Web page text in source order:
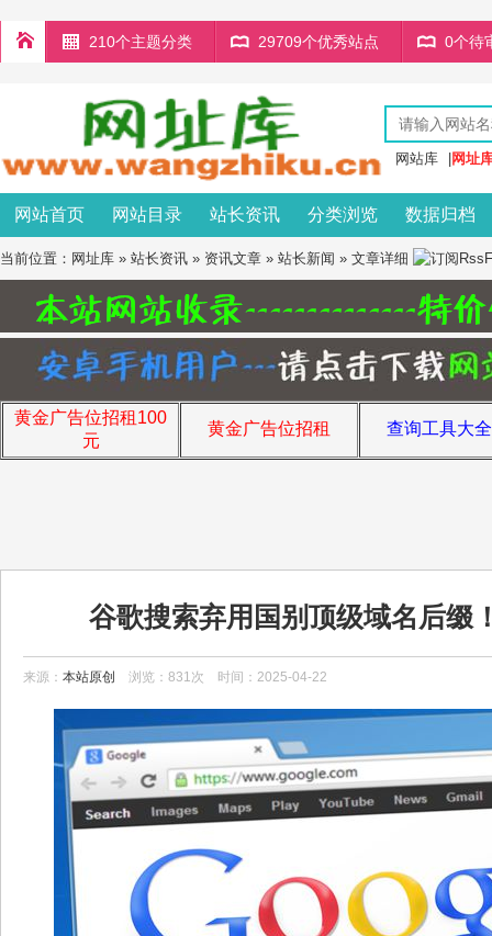
210个主题分类 29709个优秀站点 0个待
网站库 网址
网站首页 网站目录 站长资讯 分类浏览 数据归档
当前位置： 网址库 » 站长资讯 » 资讯文章 » 站长新闻 » 文章详细
黄金广告位招租100
元
黄金广告位招租 查询工具大
谷歌搜索弃用国别顶级域名后缀
google.com
来源： 本站原创 浏览：831次 时间：2025-04-22